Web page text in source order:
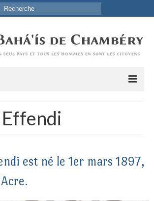
quotidien
d’actions
est né le 1er mars 1897,